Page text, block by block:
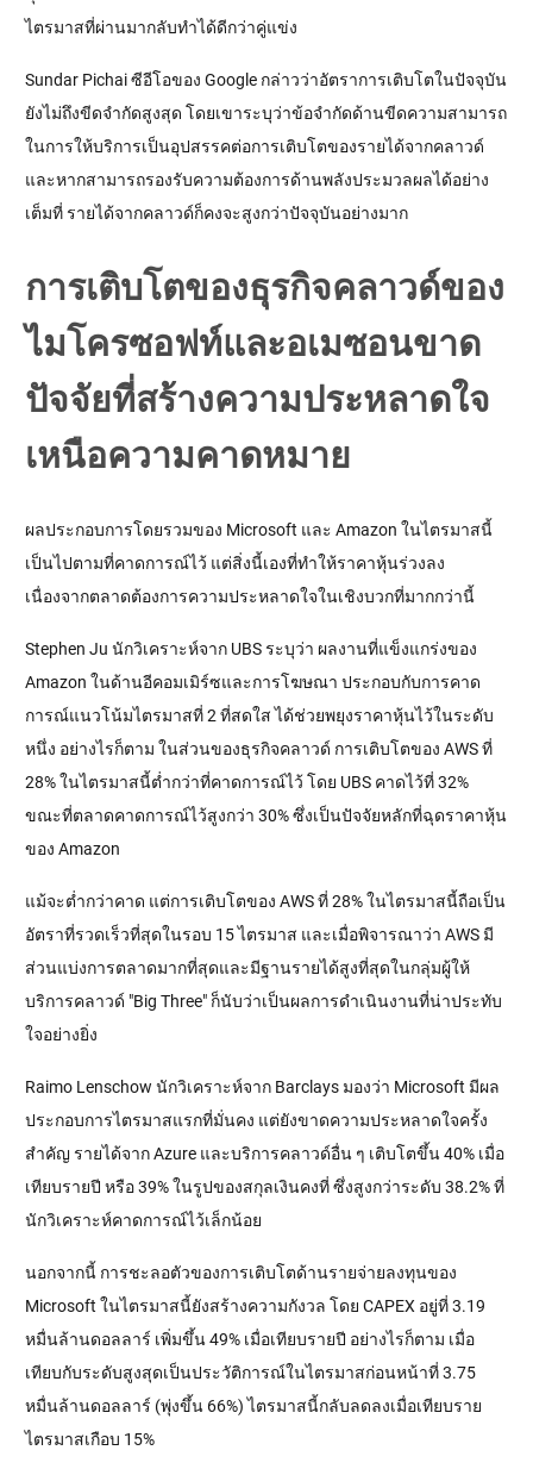
ไตรมาสที่ผ่านมากลับทำได้ดีกว่าคู่แข่ง
Sundar Pichai ซีอีโอของ Google กล่าวว่าอัตราการเติบโตในปัจจุบัน
ยังไม่ถึงขีดจำกัดสูงสุด โดยเขาระบุว่าข้อจำกัดด้านขีดความสามารถ
ในการให้บริการเป็นอุปสรรคต่อการเติบโตของรายได้จากคลาวด์
และหากสามารถรองรับความต้องการด้านพลังประมวลผลได้อย่าง
เต็มที่ รายได้จากคลาวด์ก็คงจะสูงกว่าปัจจุบันอย่างมาก
การเติบโตของธุรกิจคลาวด์ของ
ไมโครซอฟท์และอเมซอนขาด
ปัจจัยที่สร้างความประหลาดใจ
เหนือความคาดหมาย
ผลประกอบการโดยรวมของ Microsoft และ Amazon ในไตรมาสนี้
เป็นไปตามที่คาดการณ์ไว้ แต่สิ่งนี้เองที่ทำให้ราคาหุ้นร่วงลง
เนื่องจากตลาดต้องการความประหลาดใจในเชิงบวกที่มากกว่านี้
Stephen Ju นักวิเคราะห์จาก UBS ระบุว่า ผลงานที่แข็งแกร่งของ
Amazon ในด้านอีคอมเมิร์ซและการโฆษณา ประกอบกับการคาด
การณ์แนวโน้มไตรมาสที่ 2 ที่สดใส ได้ช่วยพยุงราคาหุ้นไว้ในระดับ
หนึ่ง อย่างไรก็ตาม ในส่วนของธุรกิจคลาวด์ การเติบโตของ AWS ที่
28% ในไตรมาสนี้ต่ำกว่าที่คาดการณ์ไว้ โดย UBS คาดไว้ที่ 32%
ขณะที่ตลาดคาดการณ์ไว้สูงกว่า 30% ซึ่งเป็นปัจจัยหลักที่ฉุดราคาหุ้น
ของ Amazon
แม้จะต่ำกว่าคาด แต่การเติบโตของ AWS ที่ 28% ในไตรมาสนี้ถือเป็น
อัตราที่รวดเร็วที่สุดในรอบ 15 ไตรมาส และเมื่อพิจารณาว่า AWS มี
ส่วนแบ่งการตลาดมากที่สุดและมีฐานรายได้สูงที่สุดในกลุ่มผู้ให้
บริการคลาวด์ "Big Three" ก็นับว่าเป็นผลการดำเนินงานที่น่าประทับ
ใจอย่างยิ่ง
Raimo Lenschow นักวิเคราะห์จาก Barclays มองว่า Microsoft มีผล
ประกอบการไตรมาสแรกที่มั่นคง แต่ยังขาดความประหลาดใจครั้ง
สำคัญ รายได้จาก Azure และบริการคลาวด์อื่น ๆ เติบโตขึ้น 40% เมื่อ
เทียบรายปี หรือ 39% ในรูปของสกุลเงินคงที่ ซึ่งสูงกว่าระดับ 38.2% ที่
นักวิเคราะห์คาดการณ์ไว้เล็กน้อย
นอกจากนี้ การชะลอตัวของการเติบโตด้านรายจ่ายลงทุนของ
Microsoft ในไตรมาสนี้ยังสร้างความกังวล โดย CAPEX อยู่ที่ 3.19
หมื่นล้านดอลลาร์ เพิ่มขึ้น 49% เมื่อเทียบรายปี อย่างไรก็ตาม เมื่อ
เทียบกับระดับสูงสุดเป็นประวัติการณ์ในไตรมาสก่อนหน้าที่ 3.75
หมื่นล้านดอลลาร์ (พุ่งขึ้น 66%) ไตรมาสนี้กลับลดลงเมื่อเทียบราย
ไตรมาสเกือบ 15%